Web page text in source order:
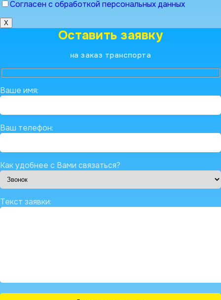
Согласен с обработкой персональных данных
X
Оставить заявку
на заказ транспорта
Ваше имя:
Ваш телефон:
Как удобнее с Вами связаться?
Текст заявки: